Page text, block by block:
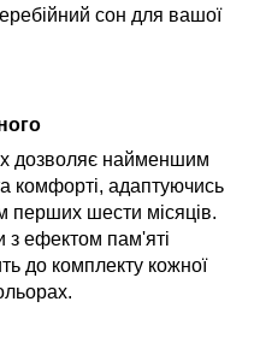
сон для вашої
дозволяє найменшим
комфорті, адаптуючись
перших шести місяців.
з ефектом пам'яті
до комплекту кожної